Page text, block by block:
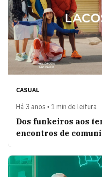
CASUAL
Há 3 anos • 1 min de leitura
Dos funkeiros aos
encontros de